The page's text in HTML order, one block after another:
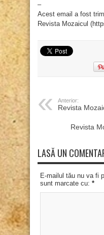
–
Acest email a fost
Revista Mozaicul
Anterior:
Revista
Revista
LASĂ UN
E-mailul tău nu va fi
sunt marcate cu: *